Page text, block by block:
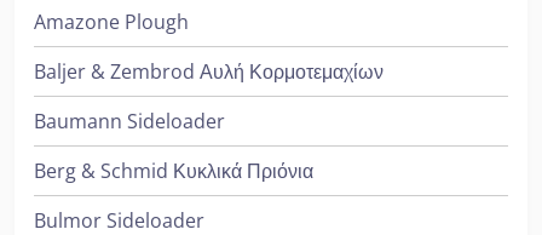
Amazone Plough
Baljer & Zembrod Αυλή Κορμοτεμαχίων
Baumann Sideloader
Berg & Schmid Κυκλικά Πριόνια
Bulmor Sideloader